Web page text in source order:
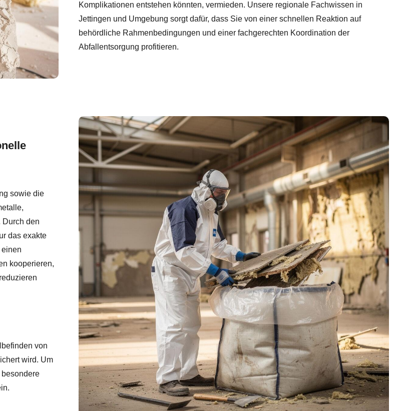
Komplikationen entstehen könnten, vermieden. Unsere regionale Fachwissen in
Jettingen und Umgebung sorgt dafür, dass Sie von einer schnellen Reaktion auf
behördliche Rahmenbedingungen und einer fachgerechten Koordination der
Abfallentsorgung profitieren.
sowie die
Durch den
das exakte
kooperieren,
von
wird. Um